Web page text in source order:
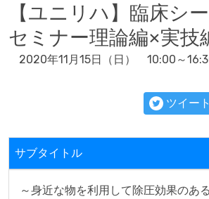
【ユニリハ】臨床シ
セミナー理論編×実技
2020年11月15日（日） 10:00～
ツイート
サブタイトル
～身近な物を利用して除圧効果のあ